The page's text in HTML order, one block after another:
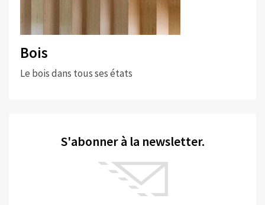
Bois
Le bois dans tous ses états
S'abonner à la newsletter.